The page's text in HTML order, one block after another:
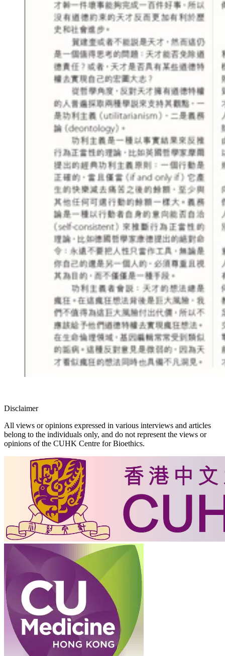
Disclaimer
All views or opinions expressed in various interviews and articles
belong to the individuals only, and do not represent the views or
opinions of the CUHK Centre for Bioethics.